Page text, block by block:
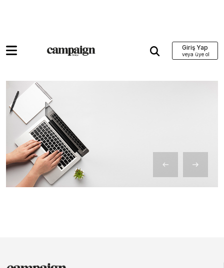
Giriş Yap